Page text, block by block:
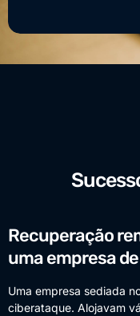
Recuperação
uma empresa
Uma empresa sediada
ciberataque. Alojavam